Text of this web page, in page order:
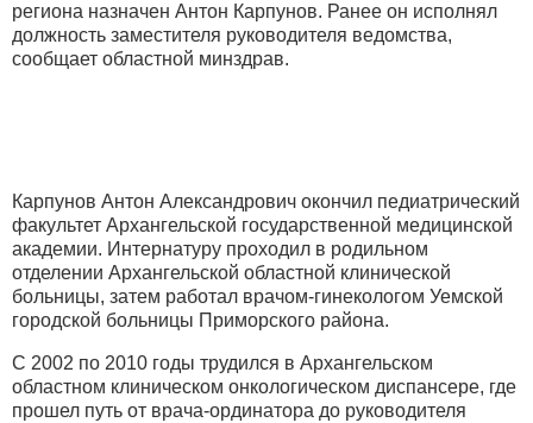
региона назначен Антон Карпунов. Ранее он исполнял
должность заместителя руководителя ведомства,
сообщает областной минздрав.
Карпунов Антон Александрович окончил педиатрический
факультет Архангельской государственной медицинской
академии. Интернатуру проходил в родильном
отделении Архангельской областной клинической
больницы, затем работал врачом-гинекологом Уемской
городской больницы Приморского района.
С 2002 по 2010 годы трудился в Архангельском
областном клиническом онкологическом диспансере, где
прошел путь от врача-ординатора до руководителя